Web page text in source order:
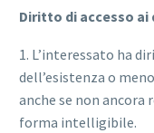
Diritto di accesso
1. L’interessato ha
dell’esistenza o
anche se non
forma intelligibile.